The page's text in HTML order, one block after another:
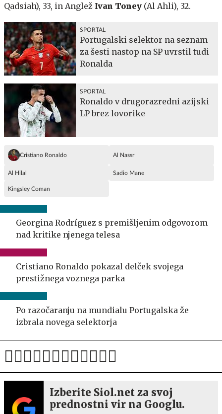
Qadsiah), 33, in Anglež Ivan Toney (Al Ahli), 32.
SPORTAL
Portugalski selektor na seznam
za šesti nastop na SP uvrstil tudi
Ronalda
SPORTAL
Ronaldo v drugorazredni azijski
LP brez lovorike
Cristiano Ronaldo Al Nassr
Al Hilal Sadio Mane
Kingsley Coman
Georgina Rodríguez s premišljenim odgovorom
nad kritike njenega telesa
Cristiano Ronaldo pokazal delček svojega
prestižnega voznega parka
Po razočaranju na mundialu Portugalska že
izbrala novega selektorja
Izberite Siol.net za svoj
prednostni vir na Googlu.